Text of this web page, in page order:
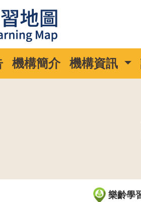
機構簡介 機構資訊
樂齡學